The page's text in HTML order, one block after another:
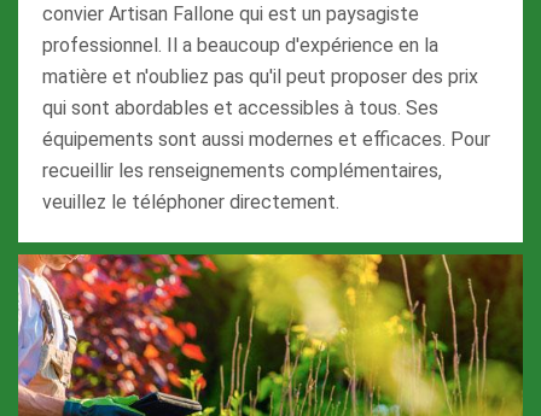
convier Artisan Fallone qui est un paysagiste
professionnel. Il a beaucoup d'expérience en la
matière et n'oubliez pas qu'il peut proposer des prix
qui sont abordables et accessibles à tous. Ses
équipements sont aussi modernes et efficaces. Pour
recueillir les renseignements complémentaires,
veuillez le téléphoner directement.